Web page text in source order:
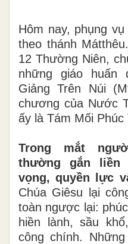
Hôm nay, phụng
theo thánh
12 Thường Niên,
những giáo huấn
Giảng Trên Núi
chương của Nước
ấy là Tám Mối Phúc
Trong mắt
thường gắn liền
vọng, quyền lực
Chúa Giêsu lại
toàn ngược lại:
hiền lành, sầu
công chính.